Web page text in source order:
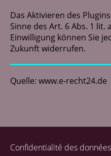
Das Aktivieren des
Sinne des Art. 6 Abs. 1 lit.
Einwilligung können Sie
Zukunft widerrufen.
Quelle: www.e-recht24.de
Confidentialité des données